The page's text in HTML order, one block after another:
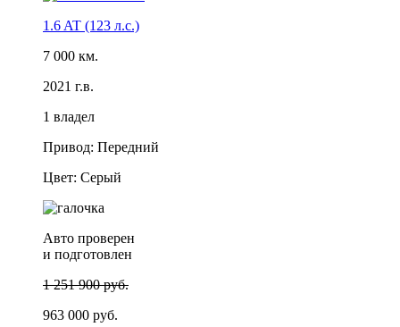
1.6 AT (123 л.с.)
7 000 км.
2021 г.в.
1 владел
Привод: Передний
Цвет: Серый
Авто проверен
и подготовлен
1 251 900 руб.
963 000 руб.